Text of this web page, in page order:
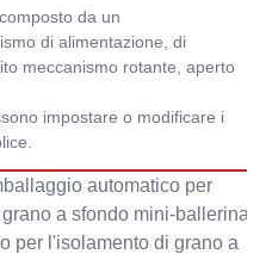
da un
di alimentazione, di
meccanismo rotante, aperto
impostare o modificare i
automatico per
a sfondo mini-ballerina
per l'isolamento di grano a